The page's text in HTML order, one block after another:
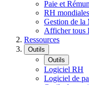
Paie et
RH mondiales
Gestion de la
Afficher tous
Ressources
Outils
Outils
Logiciel RH
Logiciel de